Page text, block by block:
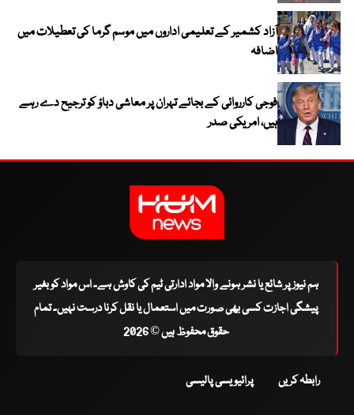
آزاد کشمیر کے تعلیمی اداروں میں موسم گرما کی تعطیلات میں
اضافہ
فوجی کارروائی کے بجائے تہران پر معاشی دباؤ کو ترجیح دے رہے
ہیں، امریکی صدر
ہم نیوز پر شائع یا نشر ہونے والا مواد ادارتی ٹیم کی کاوش ہے۔ اس مواد کو بغیر
پیشگی اجازت کسی بھی صورت میں استعمال یا نقل کرنا درست نہیں۔ تمام
حقوق محفوظ ہیں © 2026
رابطہ کریں پرائیویسی پالیسی